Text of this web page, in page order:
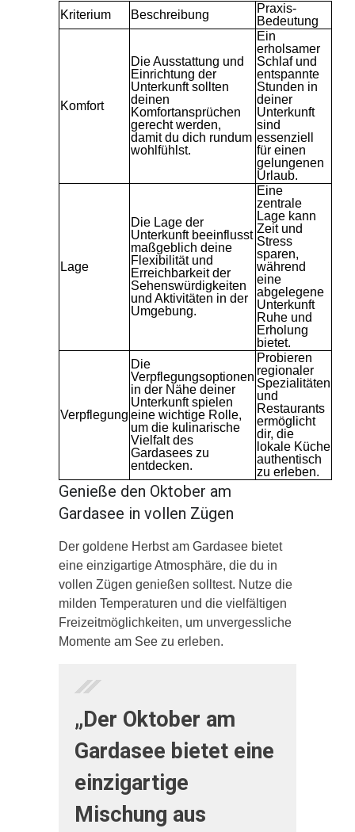
Kriterium Beschreibung
Praxis-
Bedeutung
Komfort
Die Ausstattung und
Einrichtung der
Unterkunft sollten
deinen
Komfortansprüchen
gerecht werden,
damit du dich rundum
wohlfühlst.
Ein
erholsamer
Schlaf und
entspannte
Stunden in
deiner
Unterkunft
sind
essenziell
für einen
gelungenen
Urlaub.
Lage
Die Lage der
Unterkunft beeinflusst
maßgeblich deine
Flexibilität und
Erreichbarkeit der
Sehenswürdigkeiten
und Aktivitäten in der
Umgebung.
Eine
zentrale
Lage kann
Zeit und
Stress
sparen,
während
eine
abgelegene
Unterkunft
Ruhe und
Erholung
bietet.
Verpflegung
Die
Verpflegungsoptionen
in der Nähe deiner
Unterkunft spielen
eine wichtige Rolle,
um die kulinarische
Vielfalt des
Gardasees zu
entdecken.
Probieren
regionaler
Spezialitäten
und
Restaurants
ermöglicht
dir, die
lokale Küche
authentisch
zu erleben.
Genieße den Oktober am
Gardasee in vollen Zügen
Der goldene Herbst am Gardasee bietet
eine einzigartige Atmosphäre, die du in
vollen Zügen genießen solltest. Nutze die
milden Temperaturen und die vielfältigen
Freizeitmöglichkeiten, um unvergessliche
Momente am See zu erleben.
„Der Oktober am
Gardasee bietet eine
einzigartige
Mischung aus